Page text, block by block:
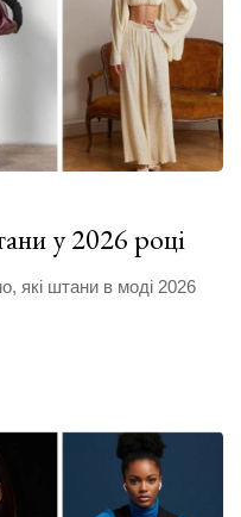
у 2026 році
які штани в моді 2026